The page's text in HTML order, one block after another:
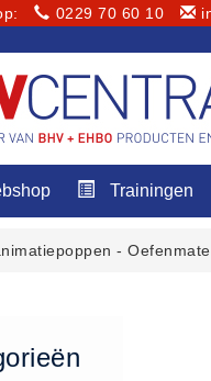
0229 70 60 10
Trainingen
-